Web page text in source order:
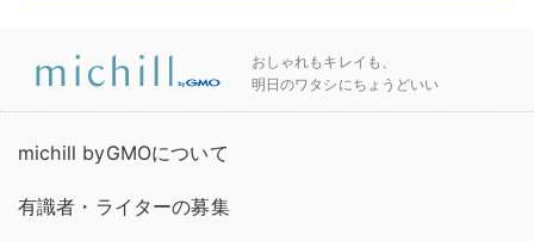
おしゃれもキレイも、
明日のワタシにちょうどいい
michill byGMOについて
有識者・ライターの募集